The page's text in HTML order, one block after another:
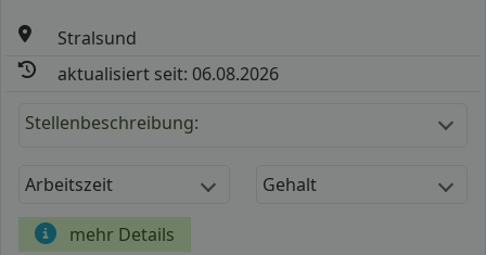
Stralsund
aktualisiert seit: 06.08.2026
Stellenbeschreibung:
Arbeitszeit Gehalt
mehr Details